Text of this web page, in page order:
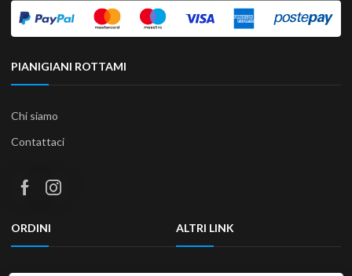
PIANIGIANI ROTTAMI
Chi siamo
Contattaci
ORDINI ALTRI LINK